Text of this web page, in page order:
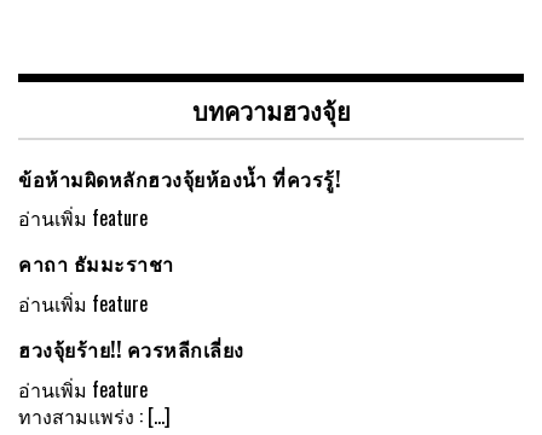
บทความฮวงจุ้ย
ข้อห้ามผิดหลักฮวงจุ้ยห้องน้ำ ที่ควรรู้!
อ่านเพิ่ม feature
คาถา ธัมมะราชา
อ่านเพิ่ม feature
ฮวงจุ้ยร้าย!! ควรหลีกเลี่ยง
อ่านเพิ่ม feature
ทางสามแพร่ง : […]